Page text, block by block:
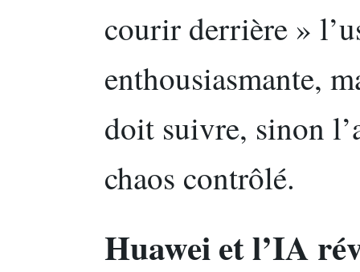
courir derrière »
enthousiasmante,
doit suivre, sinon
chaos contrôlé.
Huawei et l’IA